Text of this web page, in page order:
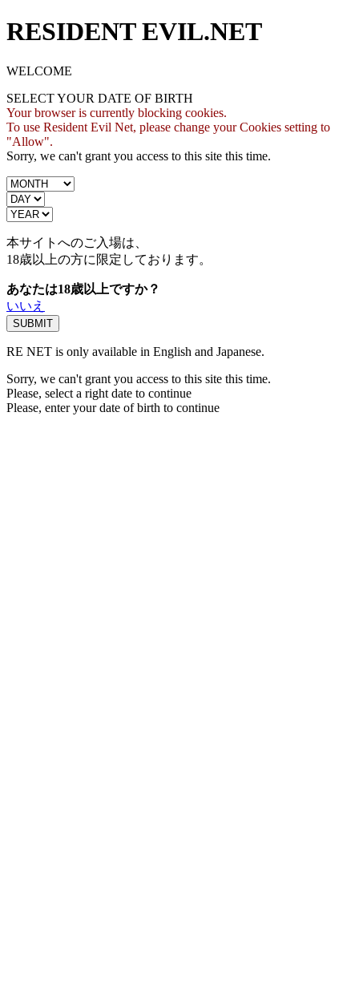
RESIDENT EVIL.NET
WELCOME
SELECT YOUR DATE OF BIRTH
Your browser is currently blocking cookies.
To use Resident Evil Net, please change your Cookies setting to
"Allow".
Sorry, we can't grant you access to this site this time.
本サイトへのご入場は、
18歳以上の方に限定しております。
あなたは18歳以上ですか？
いいえ
RE NET is only available in English and Japanese.
Sorry, we can't grant you access to this site this time.
Please, select a right date to continue
Please, enter your date of birth to continue